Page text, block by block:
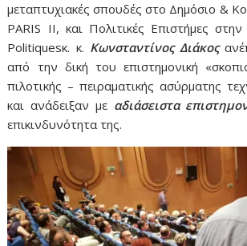
μεταπτυχιακές σπουδές στο Δημόσιο &
PARIS II, και Πολιτικές Επιστήμες
Politiquesκ. κ. Κωνσταντίνος Διάκος
από την δική του επιστημονική
πιλοτικής – πειραματικής ασύρματης
και ανάδειξαν με αδιάσειστα
επικινδυνότητα της.